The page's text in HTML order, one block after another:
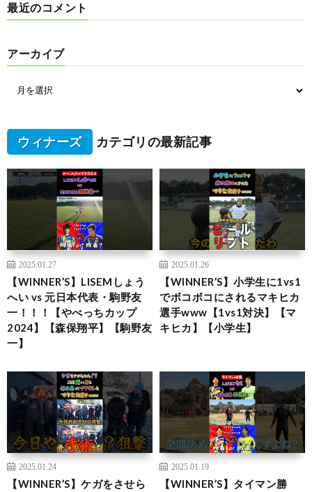
最近のコメント
アーカイブ
ウィナーズ カテゴリの最新記事
2025.01.27
【WINNER’S】LISEMしょう
へい vs 元日本代表・駒野友
一！！！【やべっちカップ
2024】【森保翔平】【駒野友
一】
2025.01.26
【WINNER’S】小学生に1vs1
でボコボコにされるマキヒカ
選手www【1vs1対決】【マ
キヒカ】【小学生】
2025.01.24
【WINNER’S】ケガをさせら
2025.01.19
【WINNER’S】タイマン勝